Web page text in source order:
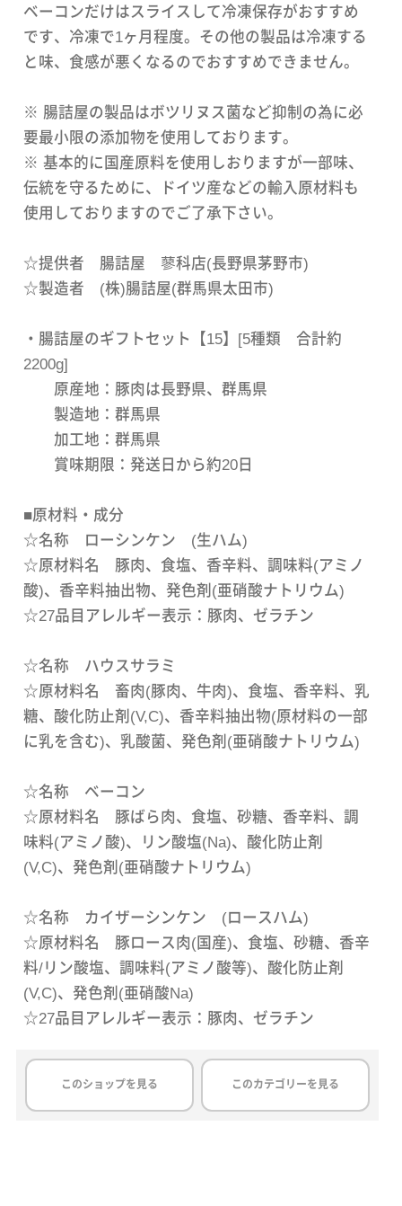
ベーコンだけはスライスして冷凍保存がおすすめ
です、冷凍で1ヶ月程度。その他の製品は冷凍する
と味、食感が悪くなるのでおすすめできません。
※ 腸詰屋の製品はボツリヌス菌など抑制の為に必
要最小限の添加物を使用しております。
※ 基本的に国産原料を使用しおりますが一部味、
伝統を守るために、ドイツ産などの輸入原材料も
使用しておりますのでご了承下さい。
☆提供者 腸詰屋 蓼科店(長野県茅野市)
☆製造者 (株)腸詰屋(群馬県太田市)
・腸詰屋のギフトセット【15】[5種類 合計約
2200g]
原産地：豚肉は長野県、群馬県
製造地：群馬県
加工地：群馬県
賞味期限：発送日から約20日
■原材料・成分
☆名称 ローシンケン (生ハム)
☆原材料名 豚肉、食塩、香辛料、調味料(アミノ
酸)、香辛料抽出物、発色剤(亜硝酸ナトリウム)
☆27品目アレルギー表示：豚肉、ゼラチン
☆名称 ハウスサラミ
☆原材料名 畜肉(豚肉、牛肉)、食塩、香辛料、乳
糖、酸化防止剤(V,C)、香辛料抽出物(原材料の一部
に乳を含む)、乳酸菌、発色剤(亜硝酸ナトリウム)
☆名称 ベーコン
☆原材料名 豚ばら肉、食塩、砂糖、香辛料、調
味料(アミノ酸)、リン酸塩(Na)、酸化防止剤
(V,C)、発色剤(亜硝酸ナトリウム)
☆名称 カイザーシンケン (ロースハム)
☆原材料名 豚ロース肉(国産)、食塩、砂糖、香辛
料/リン酸塩、調味料(アミノ酸等)、酸化防止剤
(V,C)、発色剤(亜硝酸Na)
☆27品目アレルギー表示：豚肉、ゼラチン
このショップを見る このカテゴリーを見る